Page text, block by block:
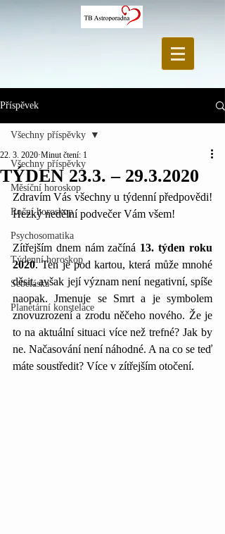
Příspěvek
Všechny příspěvky
Měsíční horoskop
Roční horoskop
Psychosomatika
Týdenní horoskop
Sebeláska
Planetární konstelace
Všechny příspěvky
TÝDEN 23.3. – 29.3.2020
22. 3. 2020 Minut čtení: 1
Zdravím Vás všechny u týdenní předpovědi!
Hezký nedělní podvečer Vám všem!
Zítřejším dnem nám začíná 13. týden roku
2020. Ten je pod kartou, která může mnohé
děsit, avšak její význam není negativní, spíše
naopak. Jmenuje se Smrt a je symbolem
znovuzrození a zrodu něčeho nového. Že je
to na aktuální situaci více než trefné? Jak by
ne. Načasování není náhodné. A na co se teď
máte soustředit? Více v zítřejším otočení.